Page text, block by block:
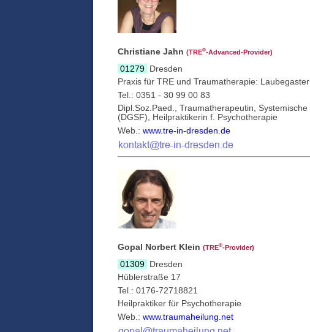
Christiane Jahn (TRE®‑Advanced-Provider)
01279 Dresden
Praxis für TRE und Traumatherapie:
Tel.: 0351 - 30 99 00 83
Dipl.Soz.Paed., Traumatherapeutin,
(DGSF), Heilpraktikerin f. Psychotherapie
Web.: www.tre-in-dresden.de
Gopal Norbert Klein (TRE®‑Provider)
01309 Dresden
Hüblerstraße 17
Tel.: 0176-72718821
Heilpraktiker für Psychotherapie
Web.: www.traumaheilung.net